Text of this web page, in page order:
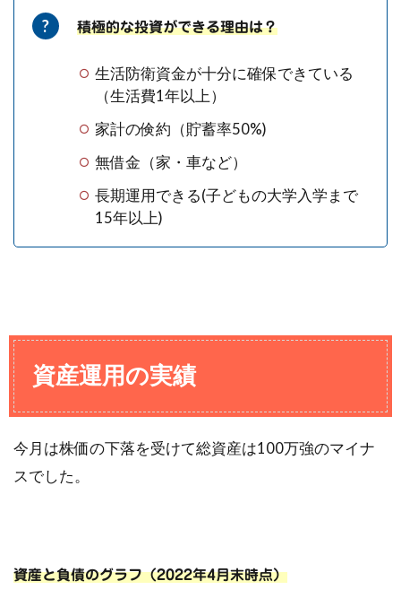
積極的な投資ができる理由は？
生活防衛資金が十分に確保できている
（生活費1年以上）
家計の倹約（貯蓄率50%)
無借金（家・車など）
長期運用できる(子どもの大学入学まで
15年以上)
資産運用の実績
今月は株価の下落を受けて総資産は100万強のマイナ
スでした。
資産と負債のグラフ（2022年4月末時点）